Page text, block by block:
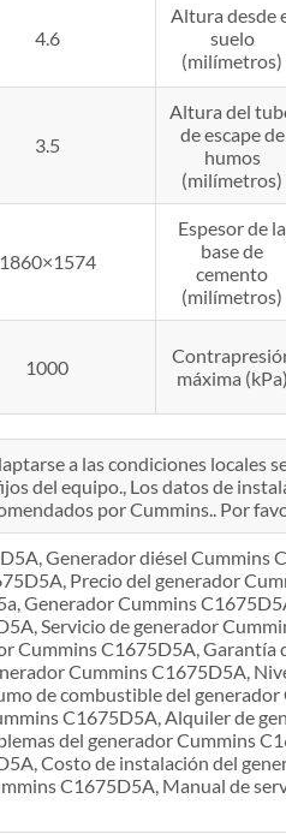
4.6
Altura desde
suelo
(milímetros)
3.5
Altura del
de escape de
humos
(milímetros)
1860×1574
Espesor de la
base de
cemento
(milímetros)
1000
máxima
a las condiciones locales
del equipo., Los datos de
por Cummins.. Por
Generador diésel Cummins
Precio del generador
Generador Cummins
Servicio de generador
Cummins C1675D5A, Garantía
Cummins C1675D5A,
de combustible del
C1675D5A, Alquiler de
del generador Cummins
Costo de instalación del
C1675D5A, Manual de